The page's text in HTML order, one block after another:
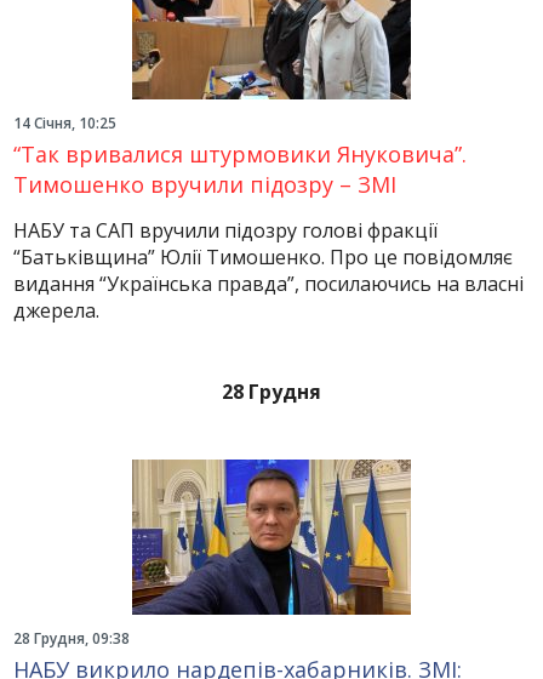
14 Січня, 10:25
“Так вривалися штурмовики Януковича”.
Тимошенко вручили підозру – ЗМІ
НАБУ та САП вручили підозру голові фракції
“Батьківщина” Юлії Тимошенко. Про це повідомляє
видання “Українська правда”, посилаючись на власні
джерела.
28 Грудня
28 Грудня, 09:38
НАБУ викрило нардепів-хабарників. ЗМІ: